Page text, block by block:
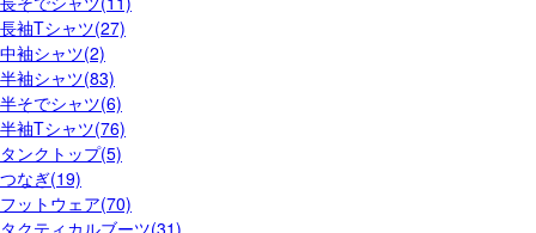
長袖Tシャツ(27)
中袖シャツ(2)
半袖シャツ(83)
半そでシャツ(6)
半袖Tシャツ(76)
タンクトップ(5)
つなぎ(19)
フットウェア(70)
タクティカルブーツ(31)